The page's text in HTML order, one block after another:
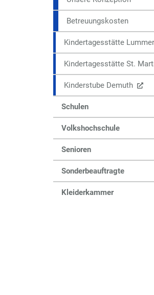
Betreuungskosten
Kindertagesstätte
Kindertagesstätte St.
Kinderstube Demuth
Schulen
Volkshochschule
Senioren
Sonderbeauftragte
Kleiderkammer